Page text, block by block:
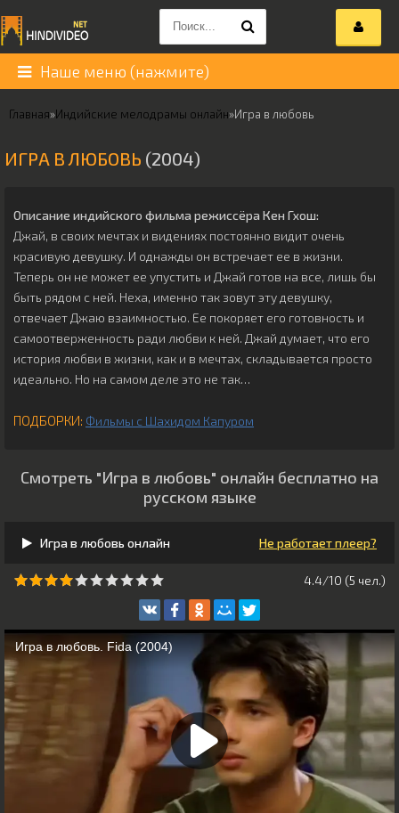
Наше меню (нажмите)
Главная»Индийские мелодрамы онлайн»Игра в любовь
ИГРА В ЛЮБОВЬ (2004)
Описание индийского фильма режиссёра Кен Гхош:
Джай, в своих мечтах и видениях постоянно видит очень
красивую девушку. И однажды он встречает ее в жизни.
Теперь он не может ее упустить и Джай готов на все, лишь бы
быть рядом с ней. Неха, именно так зовут эту девушку,
отвечает Джаю взаимностью. Ее покоряет его готовность и
самоотверженность ради любви к ней. Джай думает, что его
история любви в жизни, как и в мечтах, складывается просто
идеально. Но на самом деле это не так…
ПОДБОРКИ: Фильмы с Шахидом Капуром
Смотреть "Игра в любовь" онлайн бесплатно на
русском языке
Игра в любовь онлайн Не работает плеер?
4.4/10 (5 чeл.)